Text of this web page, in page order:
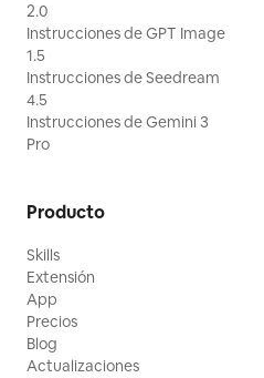
2.0
Instrucciones de GPT Image
1.5
Instrucciones de Seedream
4.5
Instrucciones de Gemini 3
Pro
Producto
Skills
Extensión
App
Precios
Blog
Actualizaciones